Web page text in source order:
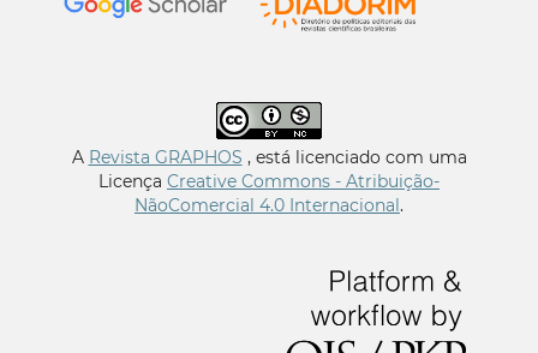
A Revista GRAPHOS , está licenciado com uma
Licença Creative Commons - Atribuição-
NãoComercial 4.0 Internacional .